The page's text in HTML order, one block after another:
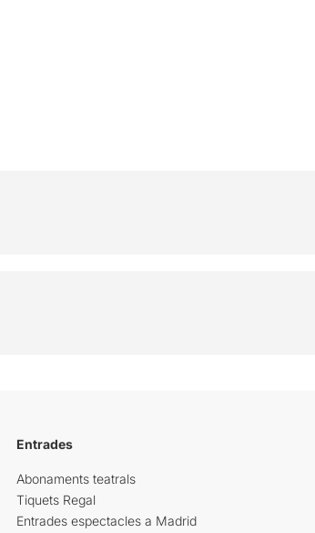
Entrades
Abonaments teatrals
Tiquets Regal
Entrades espectacles a Madrid